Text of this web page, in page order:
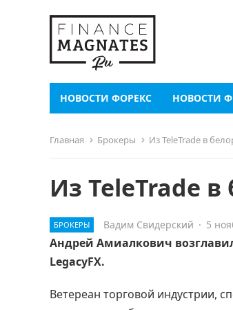
НОВОСТИ ФОРЕКС НОВОСТИ
Главная Брокеры Из TeleTrade в
Из TeleTrade
БРОКЕРЫ Вадим Свидерский · 5
Андрей Амиалкович
LegacyFX.
Ветереан торговой индустрии,